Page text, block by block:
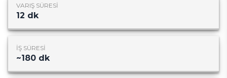
VARIŞ SÜRESI
12 dk
İŞ SÜRESI
~180 dk